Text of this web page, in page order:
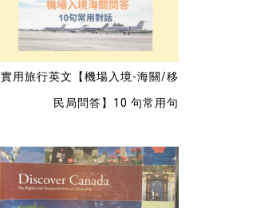
實用旅行英文【機場入境-海關/移
民局問答】10 句常用句